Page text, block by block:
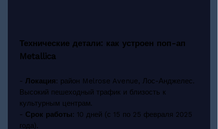
Технические детали: как устроен поп-ап
Metallica
- Локация: район Melrose Avenue, Лос-Анджелес.
Высокий пешеходный трафик и близость к
культурным центрам.
- Срок работы: 10 дней (с 15 по 25 февраля 2025
года).